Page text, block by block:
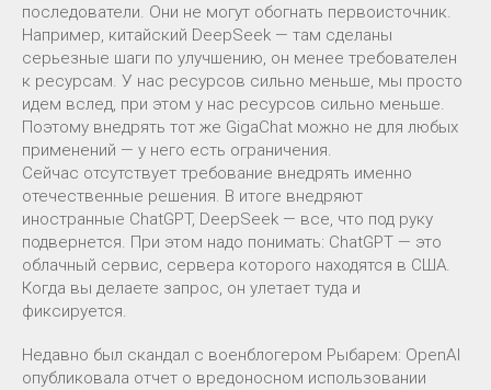
последователи. Они не могут обогнать первоисточник.
Например, китайский DeepSeek — там сделаны
серьезные шаги по улучшению, он менее требователен
к ресурсам. У нас ресурсов сильно меньше, мы просто
идем вслед, при этом у нас ресурсов сильно меньше.
Поэтому внедрять тот же GigaChat можно не для любых
применений — у него есть ограничения.
Сейчас отсутствует требование внедрять именно
отечественные решения. В итоге внедряют
иностранные ChatGPT, DeepSeek — все, что под руку
подвернется. При этом надо понимать: ChatGPT — это
облачный сервис, сервера которого находятся в США.
Когда вы делаете запрос, он улетает туда и
фиксируется.
Недавно был скандал с военблогером Рыбарем: OpenAI
опубликовала отчет о вредоносном использовании